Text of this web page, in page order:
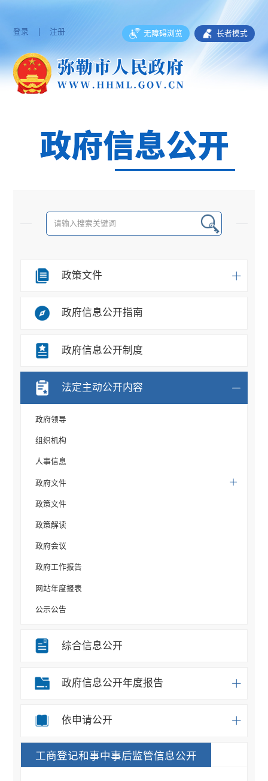
登录 | 注册 无障碍浏览 长者模式
政策文件
政府信息公开指南
政府信息公开制度
法定主动公开内容
政府领导
组织机构
人事信息
政府文件
政策文件
政策解读
政府会议
政府工作报告
网站年度报表
公示公告
重大决策事项
办事统计
应急预案
综合信息公开
政府信息公开年度报告
依申请公开
工商登记和事中事后监管信息公开